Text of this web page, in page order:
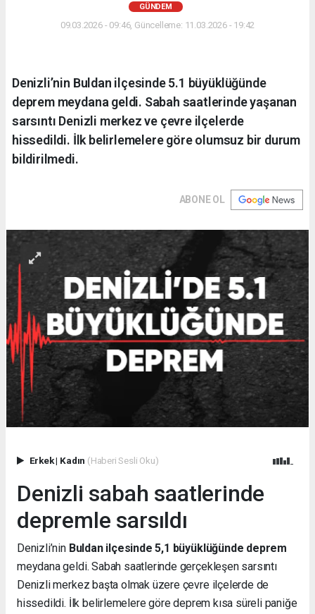
GÜNDEM
09.03.2026 - 09:46, Güncelleme: 11.03.2026 - 19:42
Denizli’nin Buldan ilçesinde 5.1 büyüklüğünde
deprem meydana geldi. Sabah saatlerinde yaşanan
sarsıntı Denizli merkez ve çevre ilçelerde
hissedildi. İlk belirlemelere göre olumsuz bir durum
bildirilmedi.
ABONE OL
Erkek| Kadın (Haberi Sesli Oku)
Denizli sabah saatlerinde
depremle sarsıldı
Denizli’nin Buldan ilçesinde 5,1 büyüklüğünde deprem
meydana geldi. Sabah saatlerinde gerçekleşen sarsıntı
Denizli merkez başta olmak üzere çevre ilçelerde de
hissedildi. İlk belirlemelere göre deprem kısa süreli paniğe